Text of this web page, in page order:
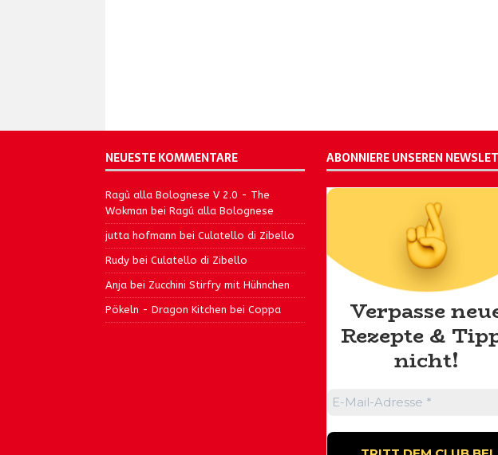
NEUESTE KOMMENTARE
Ragù alla Bolognese V 2.0 - The
Wokman bei Ragú alla Bolognese
jutta hofmann bei Culatello di Zibello
Rudy bei Culatello di Zibello
Anja bei Zucchini Stirfry mit Hühnchen
Pökeln - Dragon Kitchen bei Coppa
ABONNIERE UNSEREN
Verpasse
Rezepte &
nicht!